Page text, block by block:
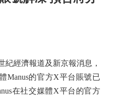
經濟報道及新京報消息，
Manus的官方X平台賬號已
在社交媒體X平台的官方